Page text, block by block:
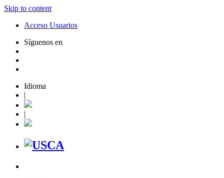
Skip to content
Acceso Usuarios
Síguenos en
Idioma
|
|